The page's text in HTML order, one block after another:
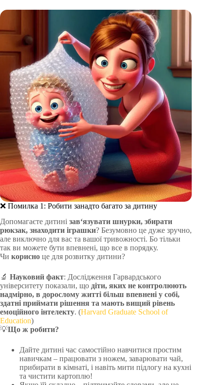
❌ Помилка 1: Робити занадто багато за дитину
Допомагаєте дитині зав‘язувати шнурки, збирати
рюкзак, знаходити іграшки? Безумовно це дуже зручно,
але виключно для вас та вашої тривожності. Бо тільки
так ви можете бути впевнені, що все в порядку.
Чи корисно це для розвитку дитини?
🔬 Науковий факт: Дослідження Гарвардського
університету показали, що діти, яких не контролюють
надмірно, в дорослому житті більш впевнені у собі,
здатні приймати рішення та мають вищий рівень
емоційного інтелекту. (Harvard Graduate School of
Education)
💡Що ж робити?
Дайте дитині час самостійно навчитися простим
навичкам – працювати з ножем, заварювати чай,
прибирати в кімнаті, і навіть мити підлогу на кухні
та чистити картоплю!